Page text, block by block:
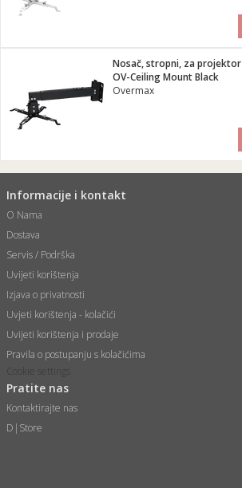
Nosač, stropni, za projektor
OV-Ceiling Mount Black
Overmax
Informacije i kontakt
O Nama
Dostava
Servis / Podrška
Uvijeti korištenja
Izjava o privatnosti
Uvjeti korištenja - kolačići
Uvijeti korištenja i prodaje
Pravila o postupanju s kolačićima
Cookie settings
Pratite nas
Kontaktirajte nas
D|Store